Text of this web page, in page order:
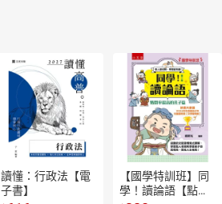
讀懂：行政法【電
子書】
【國學特訓班】同
學！讀論語【點閱